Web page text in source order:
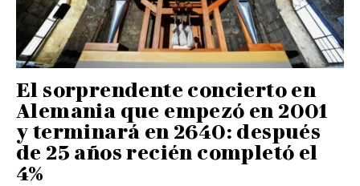
El sorprendente concierto en
Alemania que empezó en 2001
y terminará en 2640: después
de 25 años recién completó el
4%